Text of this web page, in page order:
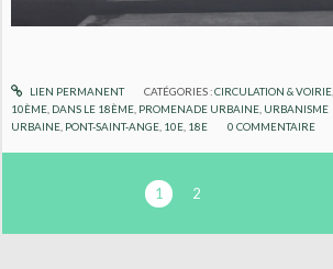
LIEN PERMANENT CATÉGORIES :CIRCULATION & VOIRIE,
10ÈME DANS LE 18ÈME PROMENADE URBAINE URBANISME
URBAINE PONT-SAINT-ANGE 10E 18E 0 COMMENTAIRE
1 2